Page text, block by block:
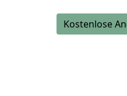
Kostenlose